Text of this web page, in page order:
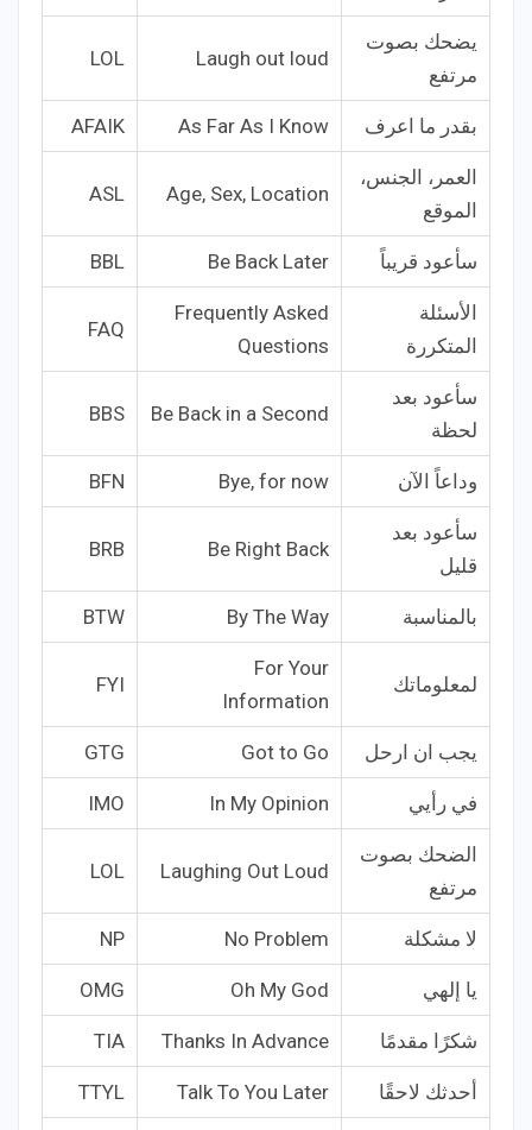
يضحك بصوت
مرتفع
Laugh out loud
LOL
بقدر ما اعرف As Far As I Know
AFAIK
العمر، الجنس،
الموقع
Age, Sex, Location
ASL
سأعود قريباً Be Back Later
BBL
الأسئلة
المتكررة
Frequently Asked
Questions
FAQ
سأعود بعد
لحظة
Be Back in a Second
BBS
وداعاً الآن Bye, for now
BFN
سأعود بعد
قليل
Be Right Back
BRB
بالمناسبة By The Way
BTW
لمعلوماتك
For Your
Information
FYI
يجب ان ارحل Got to Go
GTG
في رأيي In My Opinion
IMO
الضحك بصوت
مرتفع
Laughing Out Loud
LOL
لا مشكلة No Problem
NP
يا إلهي Oh My God
OMG
شكرًا مقدمًا Thanks In Advance
TIA
أحدثك لاحقًا Talk To You Later
TTYL